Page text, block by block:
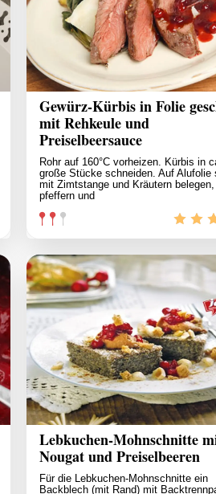
Gewürz-Kürbis in Folie
mit Rehkeule und
Preiselbeersauce
Rohr auf 160°C vorheizen. Kürbis in
große Stücke schneiden. Auf Alufolie
mit Zimtstange und Kräutern
pfeffern und
Lebkuchen-Mohnschnitte
Nougat und Preiselbeeren
Für die Lebkuchen-Mohnschnitte ein
Backblech (mit Rand) mit